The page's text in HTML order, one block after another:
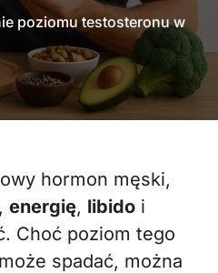
poziomu testosteronu w
, energię, libido i
Choć poziom tego
spadać, można